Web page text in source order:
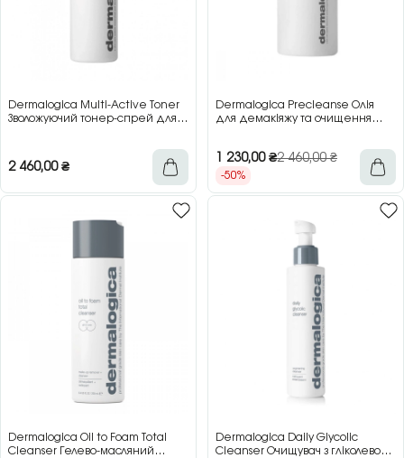
Dermalogica Multi-Active Toner
Зволожуючий тонер-спрей для
2 460,00₴
Dermalogica Precleanse Олія
для демакіяжу та очищення
1 230,00₴2 460,00₴
-50%
Dermalogica Oil to Foam Total
Cleanser Гелево-масляний
Dermalogica Daily Glycolic
Cleanser Очищувач з гліколевою